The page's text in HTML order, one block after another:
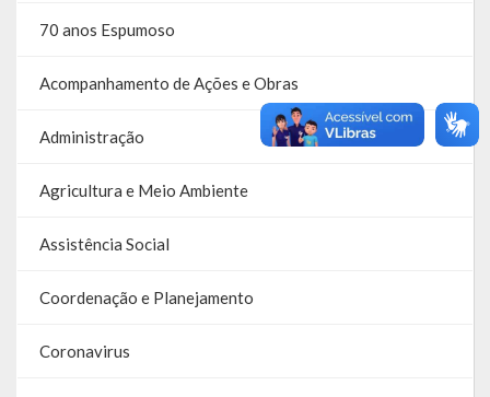
70 anos Espumoso
Acompanhamento de Ações e Obras
Administração
Agricultura e Meio Ambiente
Assistência Social
Coordenação e Planejamento
Coronavirus